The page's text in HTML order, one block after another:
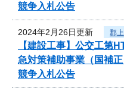
競争入札公告
2024年2月26日更新 郡
【建設工事】公交工第
急対策補助事業（国補
競争入札公告